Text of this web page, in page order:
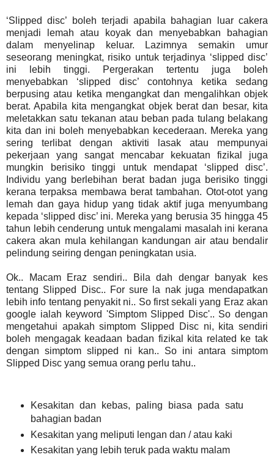
‘Slipped disc’ boleh terjadi apabila bahagian luar cakera
menjadi lemah atau koyak dan menyebabkan bahagian
dalam menyelinap keluar. Lazimnya semakin umur
seseorang meningkat, risiko untuk terjadinya ‘slipped disc’
ini lebih tinggi. Pergerakan tertentu juga boleh
menyebabkan ‘slipped disc’ contohnya ketika sedang
berpusing atau ketika mengangkat dan mengalihkan objek
berat. Apabila kita mengangkat objek berat dan besar, kita
meletakkan satu tekanan atau beban pada tulang belakang
kita dan ini boleh menyebabkan kecederaan. Mereka yang
sering terlibat dengan aktiviti lasak atau mempunyai
pekerjaan yang sangat mencabar kekuatan fizikal juga
mungkin berisiko tinggi untuk mendapat ‘slipped disc’.
Individu yang berlebihan berat badan juga berisiko tinggi
kerana terpaksa membawa berat tambahan. Otot-otot yang
lemah dan gaya hidup yang tidak aktif juga menyumbang
kepada ‘slipped disc’ ini. Mereka yang berusia 35 hingga 45
tahun lebih cenderung untuk mengalami masalah ini kerana
cakera akan mula kehilangan kandungan air atau bendalir
pelindung seiring dengan peningkatan usia.
Ok.. Macam Eraz sendiri.. Bila dah dengar banyak kes
tentang Slipped Disc.. For sure la nak juga mendapatkan
lebih info tentang penyakit ni.. So first sekali yang Eraz akan
google ialah keyword 'Simptom Slipped Disc'.. So dengan
mengetahui apakah simptom Slipped Disc ni, kita sendiri
boleh mengagak keadaan badan fizikal kita related ke tak
dengan simptom slipped ni kan.. So ini antara simptom
Slipped Disc yang semua orang perlu tahu..
Kesakitan dan kebas, paling biasa pada satu
bahagian badan
Kesakitan yang meliputi lengan dan / atau kaki
Kesakitan yang lebih teruk pada waktu malam